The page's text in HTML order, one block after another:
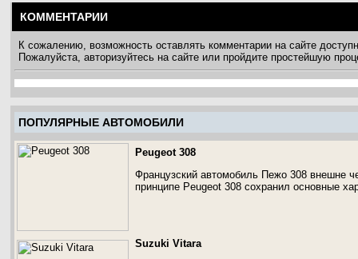
КОММЕНТАРИИ
К сожалению, возможность оставлять комментарии на сайте
Пожалуйста, авторизуйтесь на сайте или пройдите простейшую
ПОПУЛЯРНЫЕ АВТОМОБИЛИ
Peugeot 308
Французский автомобиль Пежо 308 внешне
принципе Peugeot 308 сохранил основные
Suzuki Vitara